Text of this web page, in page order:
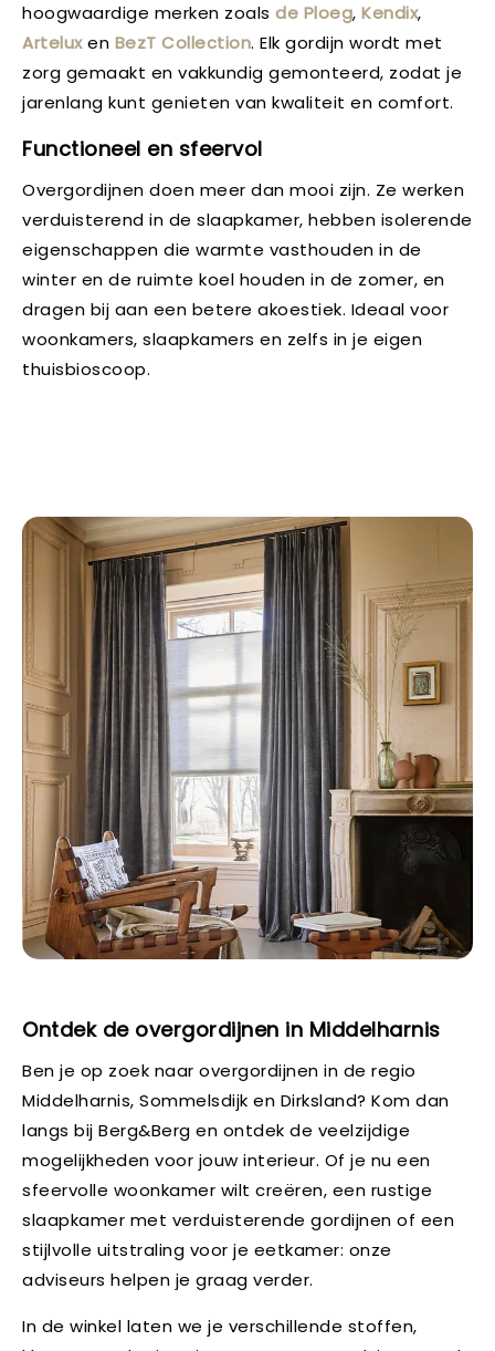
hoogwaardige merken zoals de Ploeg, Kendix,
Arteluxen BezT Collection. Elk gordijn wordt met
zorg gemaakt en vakkundig gemonteerd, zodat je
jarenlang kunt genieten van kwaliteit en comfort.
Functioneel en sfeervol
Overgordijnen doen meer dan mooi zijn. Ze werken
verduisterend in de slaapkamer, hebben isolerende
eigenschappen die warmte vasthouden in de
winter en de ruimte koel houden in de zomer, en
dragen bij aan een betere akoestiek. Ideaal voor
woonkamers, slaapkamers en zelfs in je eigen
thuisbioscoop.
Ontdek de overgordijnen in Middelharnis
Ben je op zoek naar overgordijnen in de regio
Middelharnis, Sommelsdijk en Dirksland? Kom dan
langs bij Berg&Berg en ontdek de veelzijdige
mogelijkheden voor jouw interieur. Of je nu een
sfeervolle woonkamer wilt creëren, een rustige
slaapkamer met verduisterende gordijnen of een
stijlvolle uitstraling voor je eetkamer: onze
adviseurs helpen je graag verder.
In de winkel laten we je verschillende stoffen,